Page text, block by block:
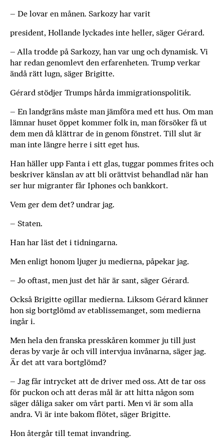
– De lovar en månen. Sarkozy har varit
president, Hollande lyckades inte heller, säger Gérard.
– Alla trodde på Sarkozy, han var ung och dynamisk. Vi
har redan genomlevt den erfarenheten. Trump verkar
ändå rätt lugn, säger Brigitte.
Gérard stödjer Trumps hårda immigrationspolitik.
– En landgräns måste man jämföra med ett hus. Om man
lämnar huset öppet kommer folk in, man försöker få ut
dem men då klättrar de in genom fönstret. Till slut är
man inte längre herre i sitt eget hus.
Han häller upp Fanta i ett glas, tuggar pommes frites och
beskriver känslan av att bli orättvist behandlad när han
ser hur migranter får Iphones och bankkort.
Vem ger dem det? undrar jag.
– Staten.
Han har läst det i tidningarna.
Men enligt honom ljuger ju medierna, påpekar jag.
– Jo oftast, men just det här är sant, säger Gérard.
Också Brigitte ogillar medierna. Liksom Gérard känner
hon sig bortglömd av etablissemanget, som medierna
ingår i.
Men hela den franska presskåren kommer ju till just
deras by varje år och vill intervjua invånarna, säger jag.
Är det att vara bortglömd?
– Jag får intrycket att de driver med oss. Att de tar oss
för puckon och att deras mål är att hitta någon som
säger dåliga saker om vårt parti. Men vi är som alla
andra. Vi är inte bakom flötet, säger Brigitte.
Hon återgår till temat invandring.